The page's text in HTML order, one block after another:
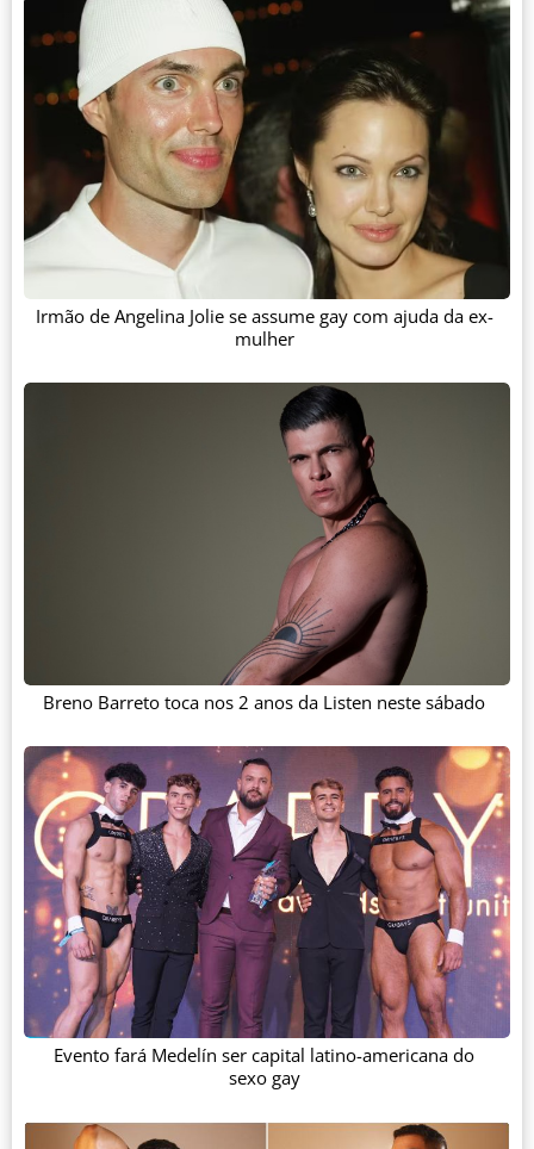
Irmão de Angelina Jolie se assume gay com ajuda da ex-
mulher
Breno Barreto toca nos 2 anos da Listen neste sábado
Evento fará Medelín ser capital latino-americana do
sexo gay